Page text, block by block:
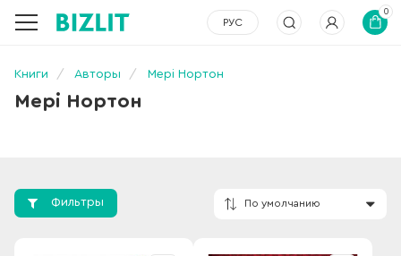
РУС
0
Книги Авторы Мері Нортон
Мері Нортон
Фильтры